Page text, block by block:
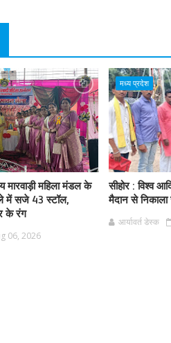
मारवाड़ी महिला मंडल के
में सजे 43 स्टॉल,
के रंग
06, 2026
मध्य प्रदेश
सीहोर : विश्व
मैदान से निकाला
आर्यावर्त डेस्क